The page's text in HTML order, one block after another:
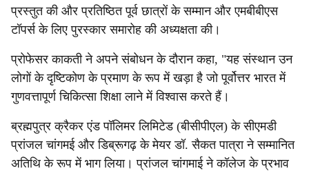
प्रस्तुत की और प्रतिष्ठित पूर्व छात्रों के सम्मान और एमबीबीएस
टॉपर्स के लिए पुरस्कार समारोह की अध्यक्षता की।
प्रोफेसर काकती ने अपने संबोधन के दौरान कहा, "यह संस्थान उन
लोगों के दृष्टिकोण के प्रमाण के रूप में खड़ा है जो पूर्वोत्तर भारत में
गुणवत्तापूर्ण चिकित्सा शिक्षा लाने में विश्वास करते हैं।
ब्रह्मपुत्र क्रैकर एंड पॉलिमर लिमिटेड (बीसीपीएल) के सीएमडी
प्रांजल चांगमई और डिब्रूगढ़ के मेयर डॉ. सैकत पात्रा ने सम्मानित
अतिथि के रूप में भाग लिया। प्रांजल चांगमाई ने कॉलेज के प्रभाव